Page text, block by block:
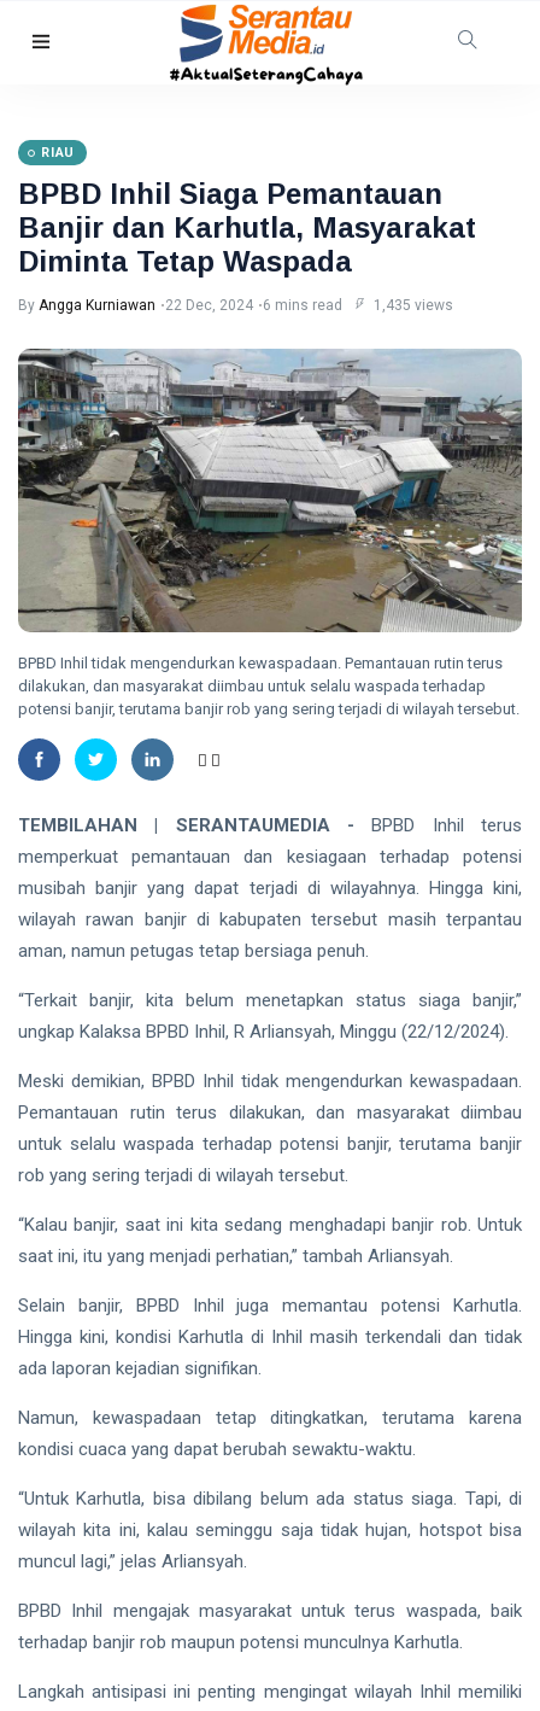
Pelalawan
Diserang
Beruang
Madu,
BBKSDA
Riau
Pasang
Kandang
08
Aug,
2026
views
HUKRIM
Kasus
Ditangkap
di Hotel
Bathin
Solapan
Aug,
2026
views
PENDIDIKAN
Mahasiswa
Unilak
Raih Juara
Harapan I
Nasional
Kategori
Disabilitas
08
Aug,
2026
24
views
HUKRIM
Mantan
Suami
Diduga
Bacok
Perempuan
hingga
Tewas di
07
Aug,
2026
40
views
INDRAGIRI
HILIR
Kemunculan
Buaya
Muara Bikin
Geger,
Undan
Berhasil
07 Aug,
2026
25
views
Riau
Apresiasi
Dukungan
Gubernur
Usai Riau
Lima
Besar
Awards
07
Aug,
27
views
Siak Sri Indrapura
Prabowo Subianto
Indonesia
Pilkada 2024
PT IKPP Perawang
KPK
Politik
RIAU
BPBD Inhil Siaga Pemantauan
Banjir dan Karhutla, Masyarakat
Diminta Tetap Waspada
By Angga Kurniawan 22 Dec, 2024 6 mins read 1,435 views
BPBD Inhil tidak mengendurkan kewaspadaan. Pemantauan rutin terus
dilakukan, dan masyarakat diimbau untuk selalu waspada terhadap
potensi banjir, terutama banjir rob yang sering terjadi di wilayah tersebut.
TEMBILAHAN | SERANTAUMEDIA -BPBD Inhil terus
memperkuat pemantauan dan kesiagaan terhadap potensi
musibah banjir yang dapat terjadi di wilayahnya. Hingga kini,
wilayah rawan banjir di kabupaten tersebut masih terpantau
aman, namun petugas tetap bersiaga penuh.
“Terkait banjir, kita belum menetapkan status siaga banjir,”
ungkap Kalaksa BPBD Inhil, R Arliansyah, Minggu (22/12/2024).
Meski demikian, BPBD Inhil tidak mengendurkan kewaspadaan.
Pemantauan rutin terus dilakukan, dan masyarakat diimbau
untuk selalu waspada terhadap potensi banjir, terutama banjir
rob yang sering terjadi di wilayah tersebut.
“Kalau banjir, saat ini kita sedang menghadapi banjir rob. Untuk
saat ini, itu yang menjadi perhatian,” tambah Arliansyah.
Selain banjir, BPBD Inhil juga memantau potensi Karhutla.
Hingga kini, kondisi Karhutla di Inhil masih terkendali dan tidak
ada laporan kejadian signifikan.
Namun, kewaspadaan tetap ditingkatkan, terutama karena
kondisi cuaca yang dapat berubah sewaktu-waktu.
“Untuk Karhutla, bisa dibilang belum ada status siaga. Tapi, di
wilayah kita ini, kalau seminggu saja tidak hujan, hotspot bisa
muncul lagi,” jelas Arliansyah.
BPBD Inhil mengajak masyarakat untuk terus waspada, baik
terhadap banjir rob maupun potensi munculnya Karhutla.
Langkah antisipasi ini penting mengingat wilayah Inhil memiliki